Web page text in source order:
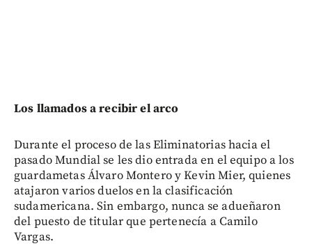
Los llamados a recibir el arco
Durante el proceso de las Eliminatorias hacia el
pasado Mundial se les dio entrada en el equipo a los
guardametas Álvaro Montero y Kevin Mier, quienes
atajaron varios duelos en la clasificación
sudamericana. Sin embargo, nunca se adueñaron
del puesto de titular que pertenecía a Camilo
Vargas.